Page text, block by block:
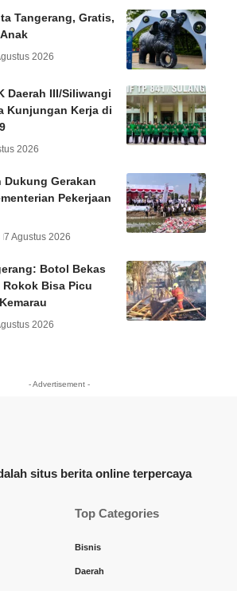
Tangerang, Gratis,
2026
Daerah III/Siliwangi
Kunjungan Kerja di
2026
Dukung Gerakan
Pekerjaan
7 Agustus 2026
Botol Bekas
Bisa Picu
2026
- Advertisement -
situs berita online terpercaya
Top Categories
Bisnis
Daerah